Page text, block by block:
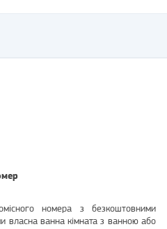
номера з безкоштовними
власна ванна кімната з ванною або